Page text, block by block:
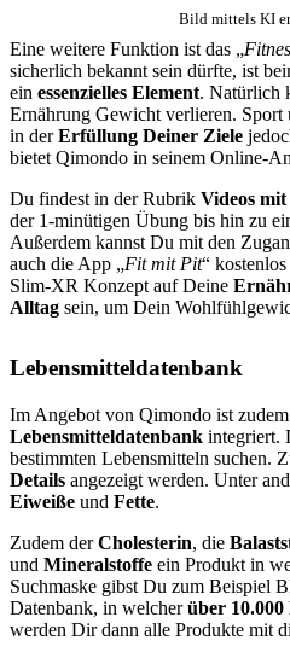
Bild mittels KI
Eine weitere Funktion ist das „
sicherlich bekannt sein dürfte, ist
ein essenzielles Element. Natürlich
Ernährung Gewicht verlieren.
in derErfüllung Deiner Ziele
bietet Qimondo in seinem Online-
Du findest in der Rubrik Videos
der 1-minütigen Übung bis hin zu
Außerdem kannst Du mit den
auch die App „Fit mit Pit“
Slim-XR Konzept auf Deine
Alltag sein, um Dein
Lebensmitteldatenbank
Im Angebot von Qimondo ist
Lebensmitteldatenbank integriert.
bestimmten Lebensmitteln suchen.
Details angezeigt werden. Unter
Eiweiße und Fette.
Zudem derCholesterin, die
und Mineralstoffe ein Produkt in
Suchmaske gibst Du zum Beispiel
Datenbank, in welcherüber
werden Dir dann alle Produkte mit